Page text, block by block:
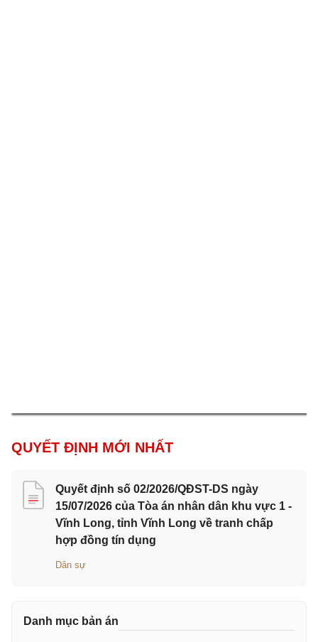
QUYẾT ĐỊNH MỚI NHẤT
Quyết định số 02/2026/QĐST-DS ngày
15/07/2026 của Tòa án nhân dân khu vực 1 -
Vĩnh Long, tỉnh Vĩnh Long về tranh chấp
hợp đồng tín dụng
Dân sự
Danh mục bản án